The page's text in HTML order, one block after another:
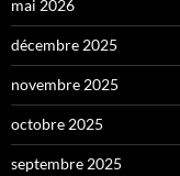
mai 2026
décembre 2025
novembre 2025
octobre 2025
septembre 2025